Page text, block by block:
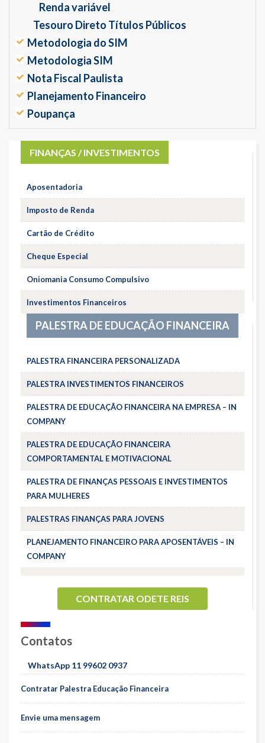
Renda variável
Tesouro Direto Títulos Públicos
Metodologia do SIM
Metodologia SIM
Nota Fiscal Paulista
Planejamento Financeiro
Poupança
FINANÇAS / INVESTIMENTOS
Aposentadoria
Imposto de Renda
Cartão de Crédito
Cheque Especial
Oniomania Consumo Compulsivo
Investimentos Financeiros
PALESTRA DE EDUCAÇÃO FINANCEIRA
PALESTRA FINANCEIRA PERSONALIZADA
PALESTRA INVESTIMENTOS FINANCEIROS
PALESTRA DE EDUCAÇÃO FINANCEIRA NA EMPRESA – IN
COMPANY
PALESTRA DE EDUCAÇÃO FINANCEIRA
COMPORTAMENTAL E MOTIVACIONAL
PALESTRA DE FINANÇAS PESSOAIS E INVESTIMENTOS
PARA MULHERES
PALESTRAS FINANÇAS PARA JOVENS
PLANEJAMENTO FINANCEIRO PARA APOSENTÁVEIS – IN
COMPANY
CONTRATAR ODETE REIS
Contatos
WhatsApp 11 99602 0937
Contratar Palestra Educação Financeira
Envie uma mensagem